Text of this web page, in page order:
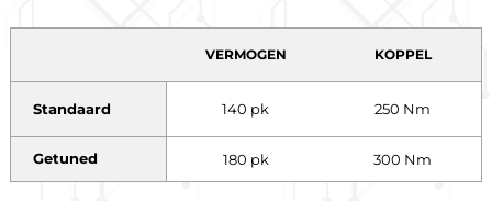
VERMOGEN KOPPEL
Standaard 140 pk 250 Nm
Getuned 180 pk 300 Nm